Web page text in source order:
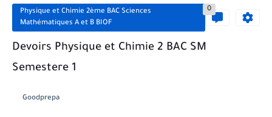
La Communication Oral en PDF
Physique et Chimie 2ème BAC Sciences
Mathématiques A et B BIOF
0
Devoirs Physique et Chimie 2 BAC SM
Semestere 1
Goodprepa